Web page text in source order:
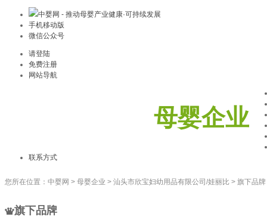
中婴网 - 推动母婴产业健康·可持续发展
手机移动版
微信公众号
请登陆
免费注册
网站导航
母婴企业
联系方式
您所在位置： 中婴网 > 母婴企业 > 汕头市欣宝妇幼用品有限公司/娃丽比 > 旗下品牌
旗下品牌